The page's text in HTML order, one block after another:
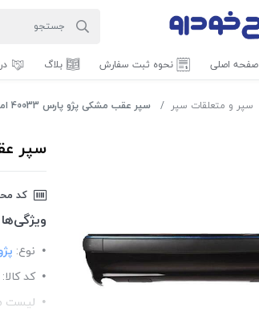
صفحه اصلی نحوه ثبت سفارش بلاگ
سپر و متعلقات سپر سپر عقب مشکی پژو پارس 40033 امیران
سپر عقب
کد
ویژگی‌ها
نوع:
کد کالا:
لیست